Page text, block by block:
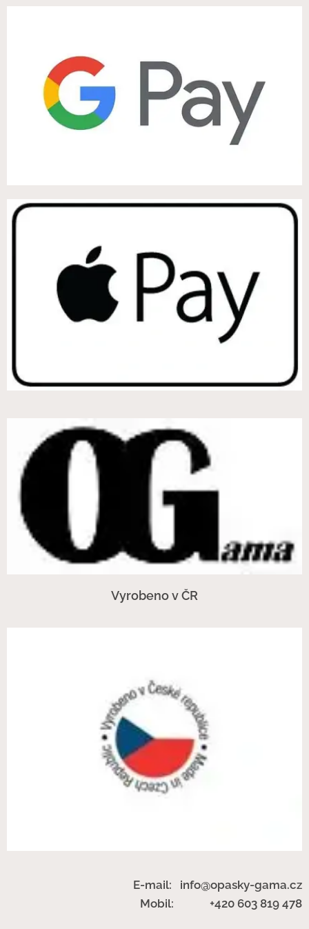
Vyrobeno v ČR
E-mail: info@opasky-gama.cz
Mobil: +420 603 819 478